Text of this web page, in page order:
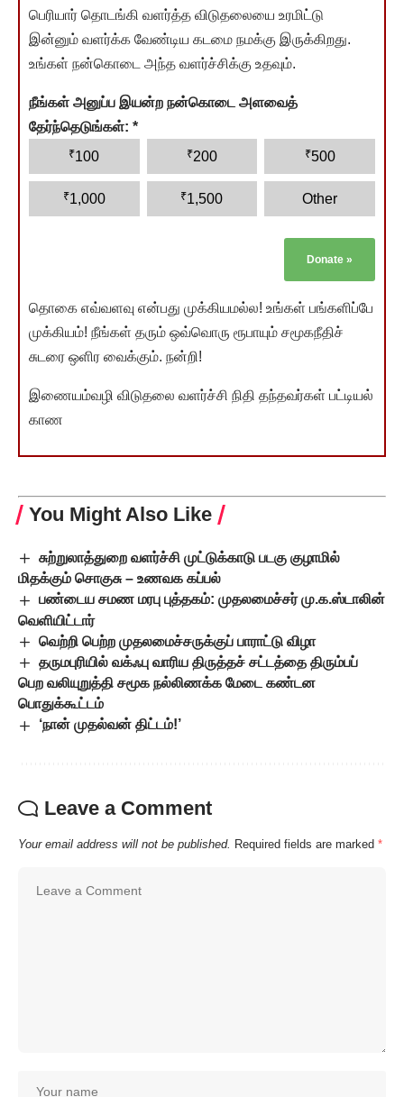
பெரியார் தொடங்கி வளர்த்த விடுதலையை உரமிட்டு
இன்னும் வளர்க்க வேண்டிய கடமை நமக்கு இருக்கிறது.
உங்கள் நன்கொடை அந்த வளர்ச்சிக்கு உதவும்.
நீங்கள் அனுப்ப இயன்ற நன்கொடை அளவைத்
தேர்ந்தெடுங்கள்: *
₹100 ₹200 ₹500
₹1,000 ₹1,500 Other
Donate »
தொகை எவ்வளவு என்பது முக்கியமல்ல! உங்கள் பங்களிப்பே
முக்கியம்! நீங்கள் தரும் ஒவ்வொரு ரூபாயும் சமூகநீதிச்
சுடரை ஒளிர வைக்கும். நன்றி!
இணையம்வழி விடுதலை வளர்ச்சி நிதி தந்தவர்கள் பட்டியல்
காண
You Might Also Like
சுற்றுலாத்துறை வளர்ச்சி முட்டுக்காடு படகு குழாமில்
மிதக்கும் சொகுசு – உணவக கப்பல்
பண்டைய சமண மரபு புத்தகம்: முதலமைச்சர் மு.க.ஸ்டாலின்
வெளியிட்டார்
வெற்றி பெற்ற முதலமைச்சருக்குப் பாராட்டு விழா
தருமபுரியில் வக்ஃபு வாரிய திருத்தச் சட்டத்தை திரும்பப்
பெற வலியுறுத்தி சமூக நல்லிணக்க மேடை கண்டன
பொதுக்கூட்டம்
‘நான் முதல்வன் திட்டம்!’
Leave a Comment
Your email address will not be published. Required fields are marked *